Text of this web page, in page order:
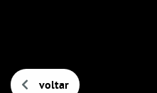
voltar